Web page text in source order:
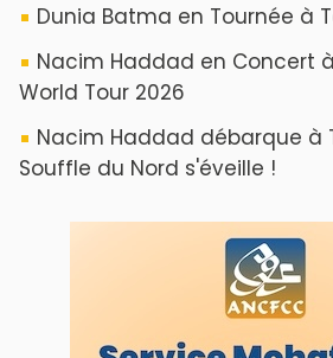
Dunia Batma en Tournée à
Nacim Haddad en Concert
World Tour 2026
Nacim Haddad débarque à
Souffle du Nord s'éveille !